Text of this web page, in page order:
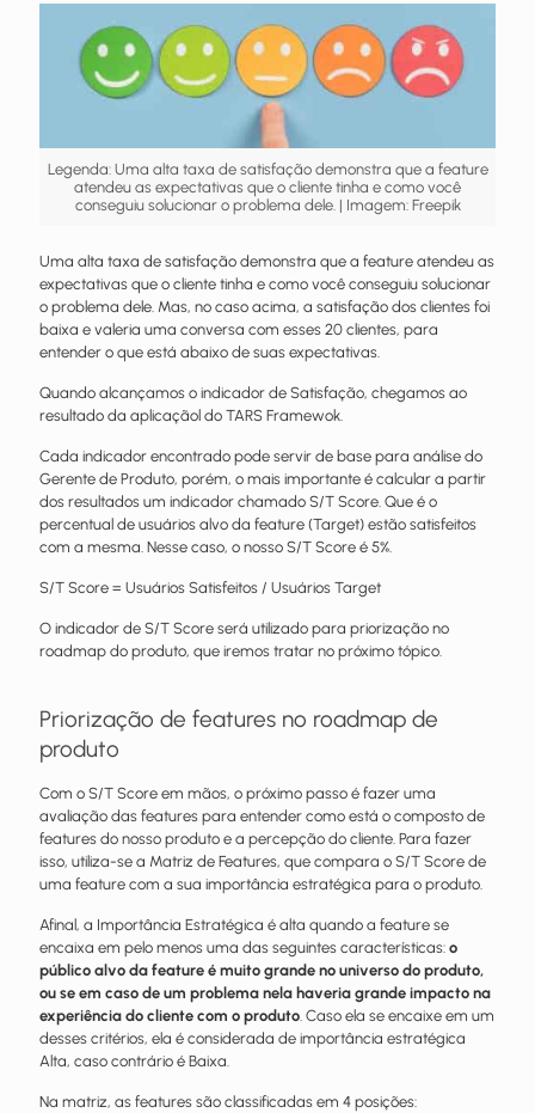
Legenda: Uma alta taxa de satisfação demonstra que a feature
atendeu as expectativas que o cliente tinha e como você
conseguiu solucionar o problema dele. | Imagem: Freepik
Uma alta taxa de satisfação demonstra que a feature atendeu as
expectativas que o cliente tinha e como você conseguiu solucionar
o problema dele. Mas, no caso acima, a satisfação dos clientes foi
baixa e valeria uma conversa com esses 20 clientes, para
entender o que está abaixo de suas expectativas.
Quando alcançamos o indicador de Satisfação, chegamos ao
resultado da aplicaçãol do TARS Framewok.
Cada indicador encontrado pode servir de base para análise do
Gerente de Produto, porém, o mais importante é calcular a partir
dos resultados um indicador chamado S/T Score. Que é o
percentual de usuários alvo da feature (Target) estão satisfeitos
com a mesma. Nesse caso, o nosso S/T Score é 5%.
S/T Score = Usuários Satisfeitos / Usuários Target
O indicador de S/T Score será utilizado para priorização no
roadmap do produto, que iremos tratar no próximo tópico.
Priorização de features no roadmap de
produto
Com o S/T Score em mãos, o próximo passo é fazer uma
avaliação das features para entender como está o composto de
features do nosso produto e a percepção do cliente. Para fazer
isso, utiliza-se a Matriz de Features, que compara o S/T Score de
uma feature com a sua importância estratégica para o produto.
Afinal, a Importância Estratégica é alta quando a feature se
encaixa em pelo menos uma das seguintes características: o
público alvo da feature é muito grande no universo do produto,
ou se em caso de um problema nela haveria grande impacto na
experiência do cliente com o produto. Caso ela se encaixe em um
desses critérios, ela é considerada de importância estratégica
Alta, caso contrário é Baixa.
Na matriz, as features são classificadas em 4 posições: